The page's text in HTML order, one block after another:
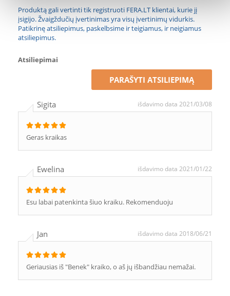
Produktą gali vertinti tik registruoti FERA.LT klientai, kurie jį
įsigijo. Žvaigždučių įvertinimas yra visų įvertinimų vidurkis.
Patikrinę atsiliepimus, paskelbsime ir teigiamus, ir neigiamus
atsiliepimus.
Atsiliepimai
PARAŠYTI ATSILIEPIMĄ
Sigita išdavimo data 2021/03/08
Geras kraikas
Ewelina išdavimo data 2021/01/22
Esu labai patenkinta šiuo kraiku. Rekomenduoju
Jan išdavimo data 2018/06/21
Geriausias iš "Benek" kraiko, o aš jų išbandžiau nemažai.